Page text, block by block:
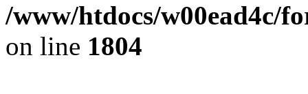
/www/htdocs/w00ead4c/
on line 1804